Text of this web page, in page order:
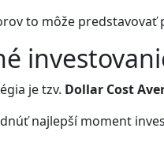
to môže
je tzv. Dollar Cost
najlepší moment